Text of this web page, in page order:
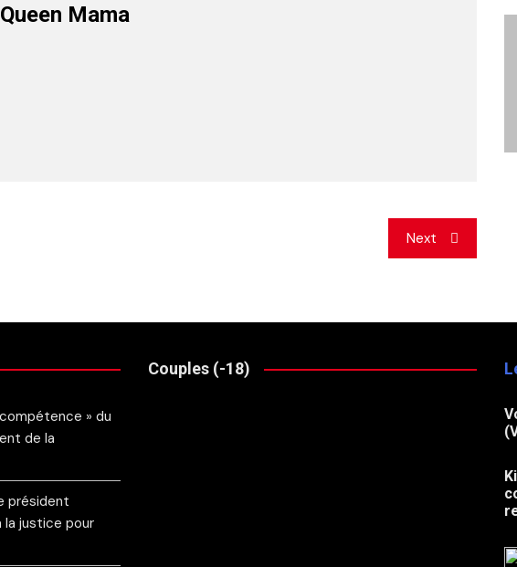
Queen Mama
Next
» du
de la
président
la justice pour
Couples (-18)